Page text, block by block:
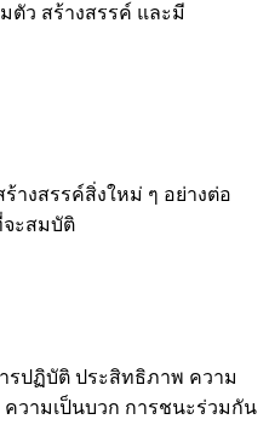
มตัว สร้างสรรค์ และมี
างสรรค์สิ่งใหม่ ๆ อย่างต่อ
จะสมบัติ
รปฏิบัติ ประสิทธิภาพ ความ
วามเป็นบวก การชนะร่วมกัน